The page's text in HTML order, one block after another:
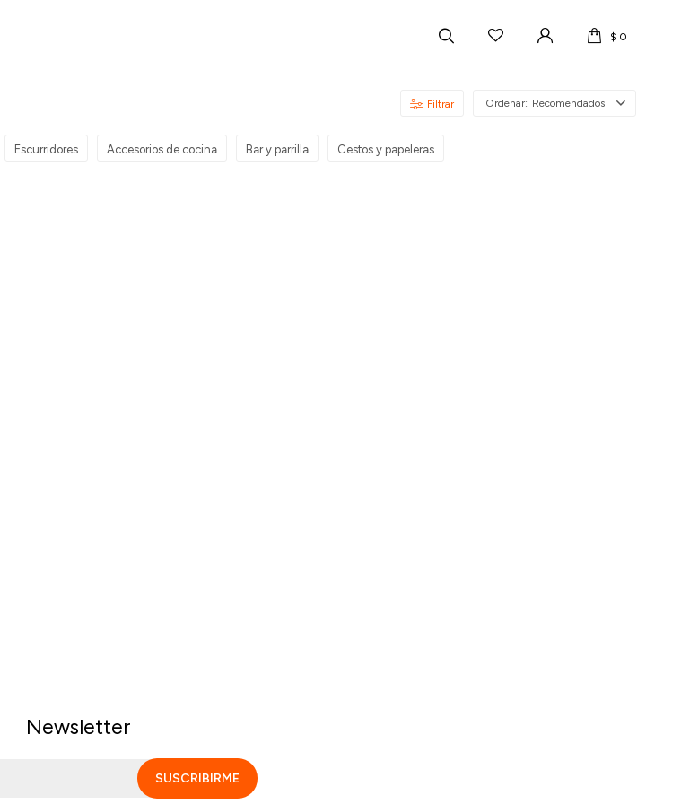
$ 0
Recomendados
Escurridores Accesorios de cocina Bar y parrilla
Cestos y papeleras
Newsletter
SUSCRIBIRME